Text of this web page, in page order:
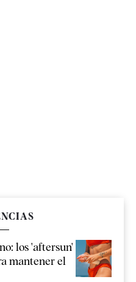
los 'aftersun'
mantener el